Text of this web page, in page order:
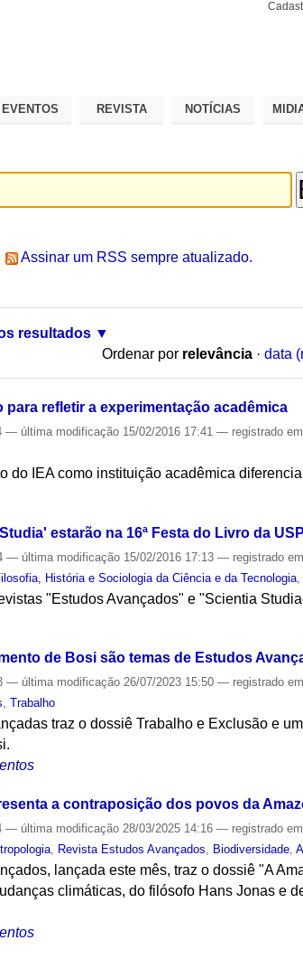
EVENTOS REVISTA NOTÍCIAS
Assinar um RSS sempre atualizado.
resultados
Ordenar por relevância · data
refletir a experimentação acadêmica
— última modificação 15/02/2016 17:41— registrado
do IEA como instituição acadêmica
estarão na 16ª Festa do Livro da USP
— última modificação 15/02/2016 17:13— registrado
História e Sociologia da Ciência e da Tecnologia
"Estudos Avançados" e "Scientia
de Bosi são temas de Estudos
— última modificação 26/07/2023 15:50— registrado
,Trabalho
traz o dossiê Trabalho e Exclusão e
a contraposição dos povos da
— última modificação 28/03/2025 14:16— registrado
, Revista Estudos Avançados, Biodiversidade,
lançada este mês, traz o dossiê "A
climáticas, do filósofo Hans Jonas e